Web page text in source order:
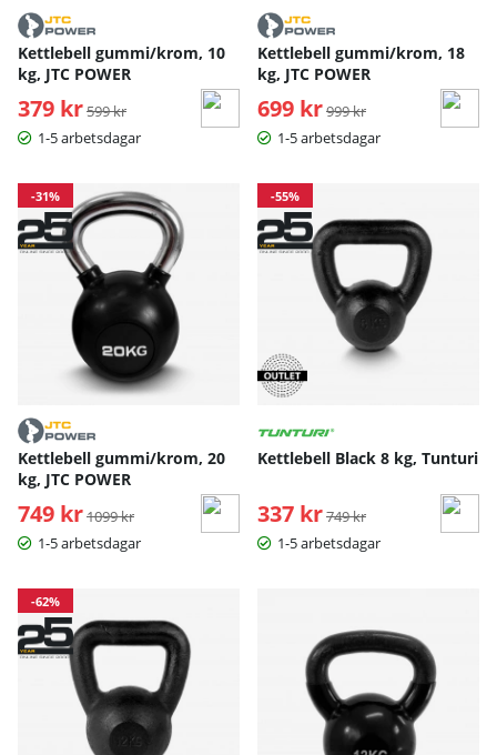
Kettlebell gummi/krom, 10
kg, JTC POWER
379 kr Ordinarie pris:
599 kr
1-5 arbetsdagar
Kettlebell gummi/krom, 18
kg, JTC POWER
699 kr Ordinarie pris:
999 kr
1-5 arbetsdagar
-31%
Kettlebell gummi/krom, 20
kg, JTC POWER
749 kr Ordinarie pris:
1099 kr
1-5 arbetsdagar
-55%
Kettlebell Black 8 kg, Tunturi
337 krOrdinarie pris:
749 kr
1-5 arbetsdagar
-62%